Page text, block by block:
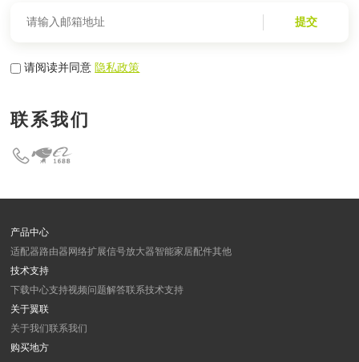
提交
请阅读并同意隐私政策
联系我们
产品中心
适配器路由器 网络扩展信号放大器智能家居配件其他
技术支持
下载中心支持视频问题解答联系技术支持
关于翼联
关于我们联系我们
购买地方